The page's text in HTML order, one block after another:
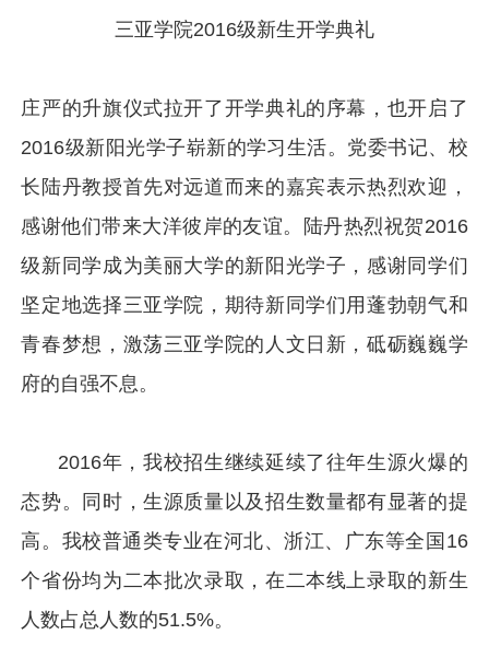
三亚学院2016级新生开学典礼
庄严的升旗仪式拉开了开学典礼的序幕，也开启了
2016级新阳光学子崭新的学习生活。党委书记、校
长陆丹教授首先对远道而来的嘉宾表示热烈欢迎，
感谢他们带来大洋彼岸的友谊。陆丹热烈祝贺2016
级新同学成为美丽大学的新阳光学子，感谢同学们
坚定地选择三亚学院，期待新同学们用蓬勃朝气和
青春梦想，激荡三亚学院的人文日新，砥砺巍巍学
府的自强不息。
2016年，我校招生继续延续了往年生源火爆的
态势。同时，生源质量以及招生数量都有显著的提
高。我校普通类专业在河北、浙江、广东等全国16
个省份均为二本批次录取，在二本线上录取的新生
人数占总人数的51.5%。